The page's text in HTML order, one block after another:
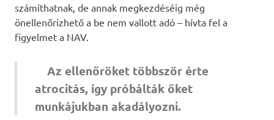
számíthatnak, de annak megkezdéséig még
önellenőrizhető a be nem vallott adó – hívta fel a
figyelmet a NAV.
Az ellenőröket többször érte
atrocitás, így próbálták őket
munkájukban akadályozni.